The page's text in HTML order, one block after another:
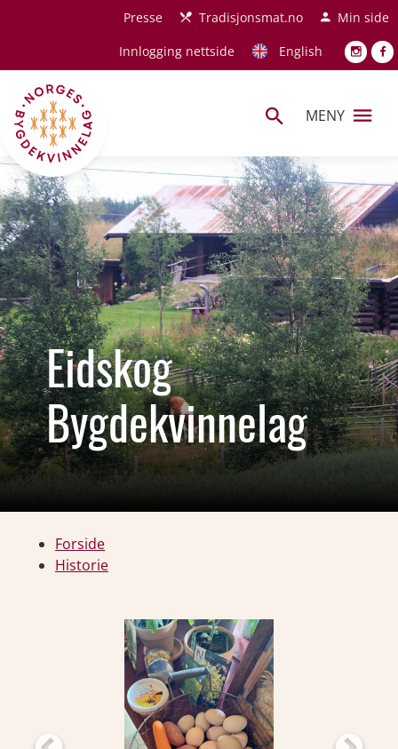
Hopp til hovedinnholdPresse Tradisjonsmat.no
Min side
Innlogging nettside
English
MENY
Eidskog
Bygdekvinnelag
Forside
Historie